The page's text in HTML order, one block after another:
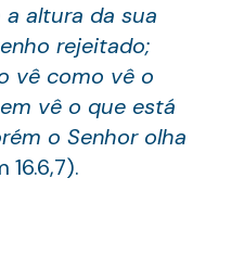
a altura da sua
rejeitado;
vê como vê o
vê o que está
o Senhor olha
16.6,7).